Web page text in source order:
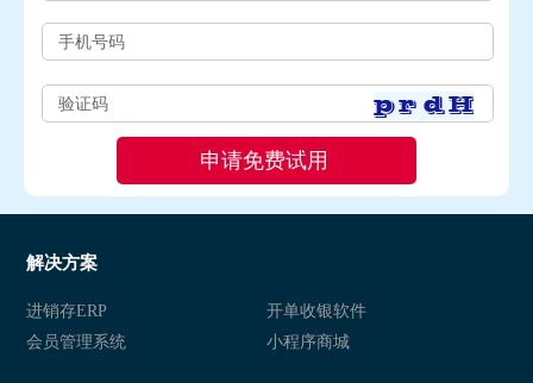
解决方案
进销存ERP
开单收银软件
会员管理系统
小程序商城